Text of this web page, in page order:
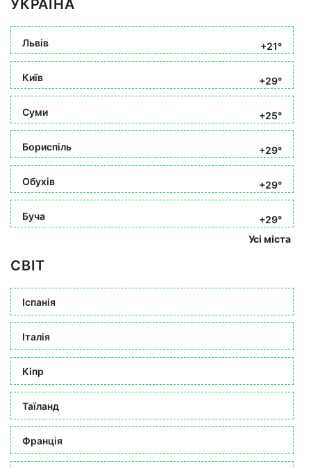
УКРАЇНА
Львів +21°
Київ +29°
Суми +25°
Бориспіль +29°
Обухів +29°
Буча
+29°
Усі міста
СВІТ
Іспанія
Італія
Кіпр
Таїланд
Франція